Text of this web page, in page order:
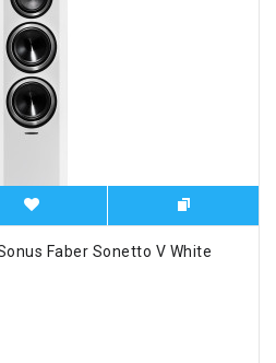
Faber Sonetto V White